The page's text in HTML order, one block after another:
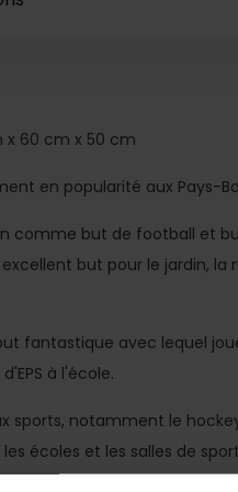
x 60 cm x 50 cm
en popularité aux Pays-
comme but de football et
but pour le jardin, la
fantastique avec lequel
à l'école.
sports, notamment le
écoles et les salles de
disciplines.